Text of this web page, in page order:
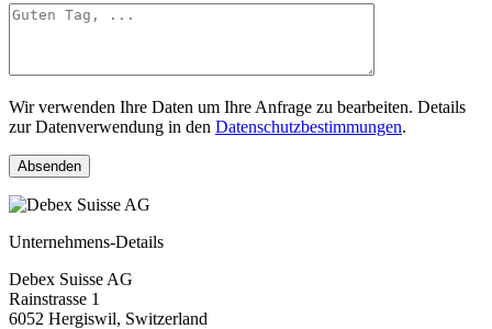
Wir verwenden Ihre Daten um Ihre Anfrage zu bearbeiten. Details
zur Datenverwendung in den Datenschutzbestimmungen.
Absenden
Unternehmens-Details
Debex Suisse AG
Rainstrasse 1
6052 Hergiswil, Switzerland